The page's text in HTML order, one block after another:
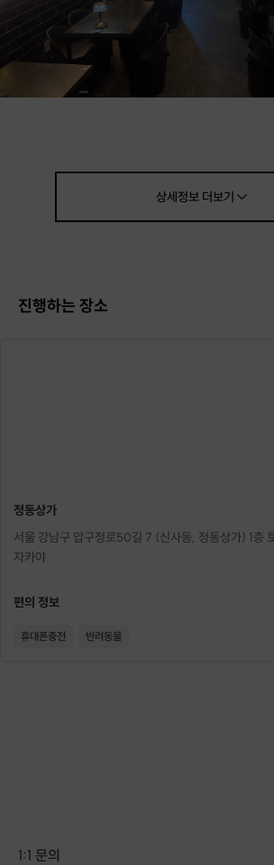
소주 한 잔에도, 논알콜 음료 한 모금에도
4인에서 최대 8인까지 진행합니다
*
제공 메뉴 안주 : 한돈 떡갈비,떡볶이 떡갈비,가라아게
음료: 소주,맥주,사케 골라서 무제한
상세정보더보기
진행하는 장소
정동상가
서울 강남구 압구정로50길 7 (신사동, 정동상가) 1층
자카야
편의 정보
휴대폰충전 반려동물
1:1 문의